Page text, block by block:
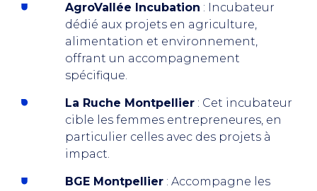
AgroVallée Incubation : Incubateur
dédié aux projets en agriculture,
alimentation et environnement,
offrant un accompagnement
spécifique.
La Ruche Montpellier : Cet incubateur
cible les femmes entrepreneures, en
particulier celles avec des projets à
impact.
BGE Montpellier : Accompagne les